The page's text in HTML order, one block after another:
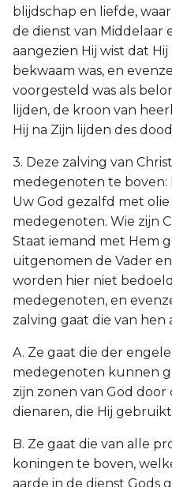
blijdschap en liefde,
de dienst van Middelaar
aangezien Hij wist dat
bekwaam was, en
voorgesteld was als
lijden, de kroon van
Hij na Zijn lijden des
3. Deze zalving van
medegenoten te boven:
Uw God gezalfd met
medegenoten. Wie zijn
Staat iemand met Hem
uitgenomen de Vader
worden hier niet
medegenoten, en
zalving gaat die van hen
A. Ze gaat die der
medegenoten kunnen
zijn zonen van God door
dienaren, die Hij
B. Ze gaat die van alle
koningen te boven,
aarde in de dienst Gods